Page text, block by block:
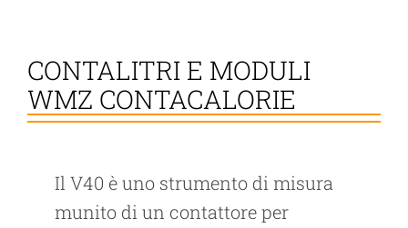
CONTALITRI E MODULI
WMZ CONTACALORIE
Il V40 è uno strumento di misura
munito di un contattore per